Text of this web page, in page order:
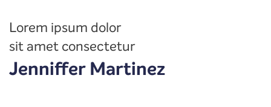
Lorem ipsum dolor
sit amet consectetur
Jenniffer Martinez